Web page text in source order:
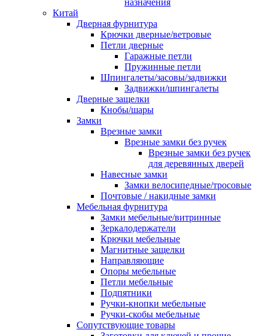
назначения
Китай
Дверная фурнитура
Крючки дверные/ветровые
Петли дверные
Гаражные петли
Пружинные петли
Шпингалеты/засовы/задвижки
Задвижки/шпингалеты
Дверные защелки
Кнобы/шары
Замки
Врезные замки
Врезные замки без ручек
Врезные замки без ручек
для деревянных дверей
Навесные замки
Замки велосипедные/тросовые
Почтовые / накидные замки
Мебельная фурнитура
Замки мебельные/витринные
Зеркалодержатели
Крючки мебельные
Магнитные защелки
Направляющие
Опоры мебельные
Петли мебельные
Подпятники
Ручки-кнопки мебельные
Ручки-скобы мебельные
Сопутствующие товары